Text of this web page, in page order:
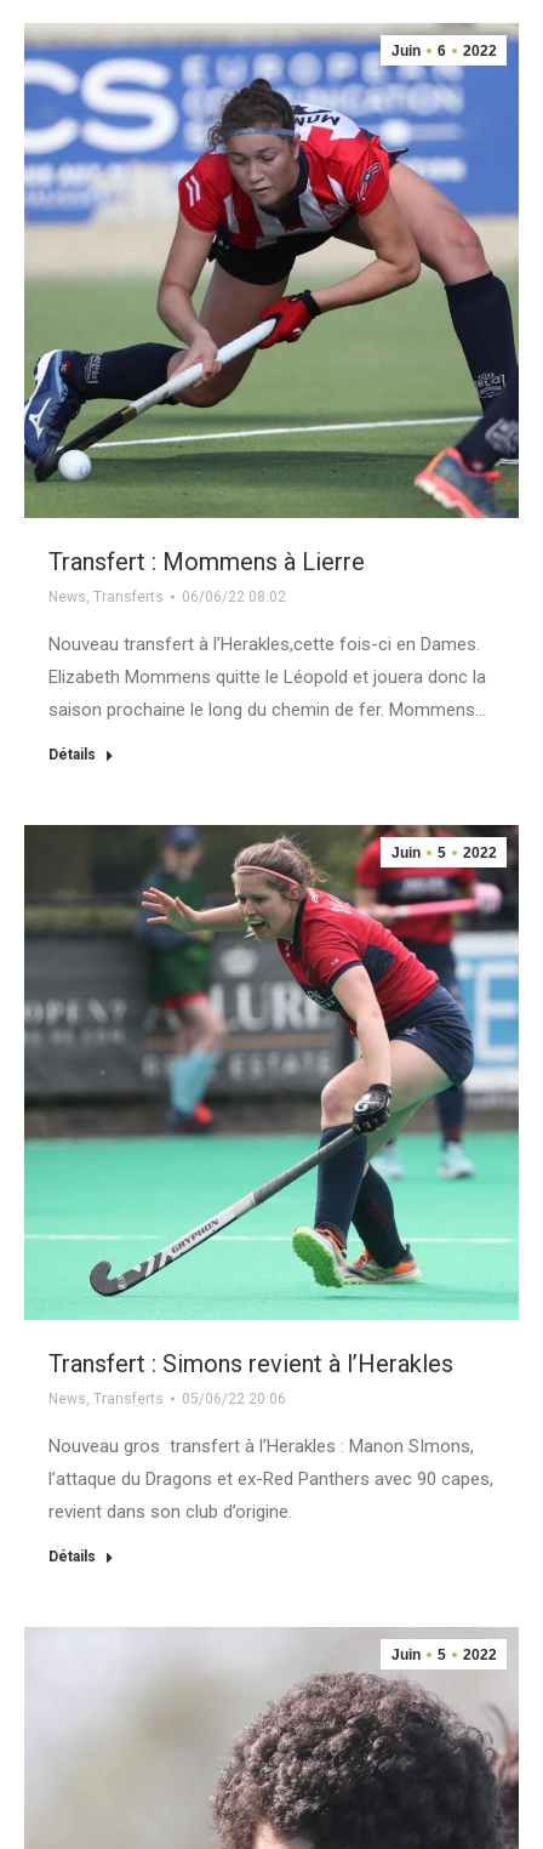
Juin 6 2022
Transfert : Mommens à Lierre
News, Transferts 06/06/22 08:02
Nouveau transfert à l’Herakles,cette fois-ci en Dames.
Elizabeth Mommens quitte le Léopold et jouera donc la
saison prochaine le long du chemin de fer. Mommens…
Détails
Juin 5 2022
Transfert : Simons revient à l’Herakles
News, Transferts 05/06/22 20:06
Nouveau gros transfert à l’Herakles : Manon SImons,
l’attaque du Dragons et ex-Red Panthers avec 90 capes,
revient dans son club d’origine.
Détails
Juin 5 2022